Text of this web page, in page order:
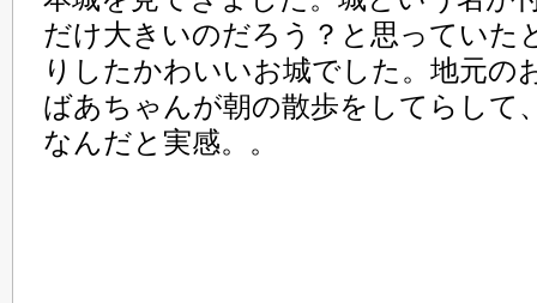
だけ大きいのだろう？と思っていた
りしたかわいいお城でした。地元の
ばあちゃんが朝の散歩をしてらして
なんだと実感。。